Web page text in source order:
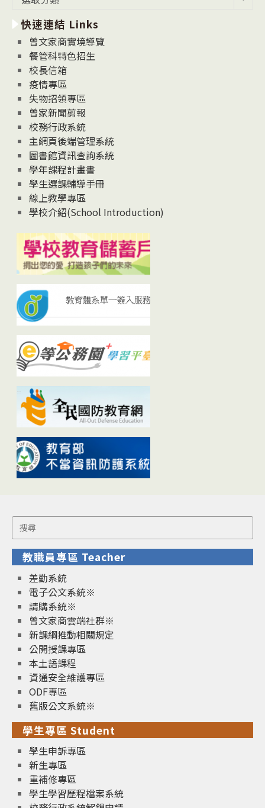
消
息
News
快速連結 Links
曾文家商實境導覽
餐管科特色招生
校長信箱
疫情專區
失物招領專區
曾家新聞剪報
校務行政系統
主網頁後端管理系統
圖書館資訊查詢系統
學年課程計畫書
學生選課輔導手冊
線上教學專區
學校介紹(School Introduction)
Search
for:
教職員專區 Teacher
差勤系統
電子公文系統※
請購系統※
曾文家商雲端社群※
新課綱推動相關規定
公開授課專區
本土語課程
資通安全維護專區
ODF專區
舊版公文系統※
學生專區 Student
學生申訴專區
新生專區
重補修專區
學生學習歷程檔案系統